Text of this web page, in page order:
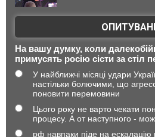
На вашу думку, коли
примусять росію сісти за стіл
У найближчі місяці удари
настільки болючими, що
поновити перемовини
Цього року не варто чекати
процесу. А от наступного -
рф навпаки піде на ескалацію